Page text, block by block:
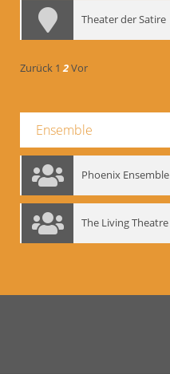
Theater der Satire
Zurück 1 2Vor
Ensemble
Phoenix Ensemble
The Living Theatre